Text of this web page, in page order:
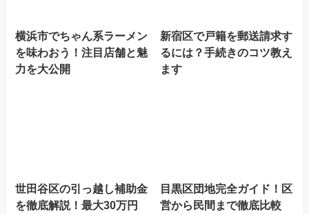
横浜市でちゃん系ラーメン
を味わおう！注目店舗と魅
力を大公開
新宿区で戸籍を郵送請求す
るには？手続きのコツ教え
ます
世田谷区の引っ越し補助金
を徹底解説！最大30万円
目黒区団地完全ガイド！区
営から民間まで徹底比較